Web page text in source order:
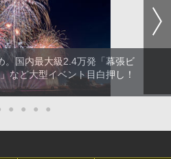
。国内最大級2.4万発「幕張ビ
など大型イベント目白押し！
● ● ● ●